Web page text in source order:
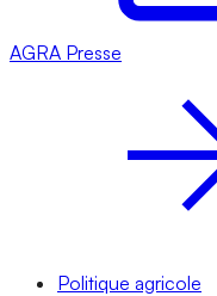
AGRA Presse
Politique agricole